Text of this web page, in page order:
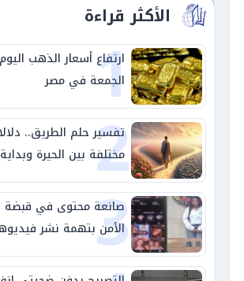
الأكثر قراءة
1
ارتفاع أسعار الذهب اليوم
الجمعة في مصر
2
تفسير حلم الطريق..
مختلفة بين الحيرة وبداية
مرحلة جديدة
3
صانعة محتوى في قبضة
الأمن بتهمة نشر
خادشة للحياء